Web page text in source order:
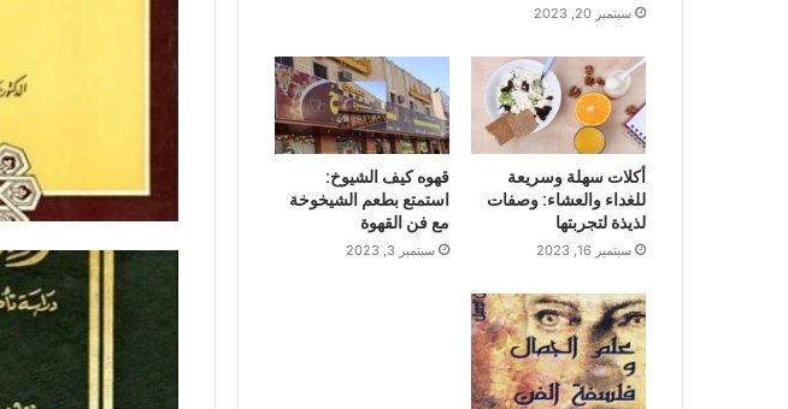
سبتمبر 20, 2023
أكلات سهلة وسريعة
للغداء والعشاء: وصفات
لذيذة لتجربتها
سبتمبر 16, 2023
قهوه كيف الشيوخ:
استمتع بطعم الشيخوخة
مع فن القهوة
سبتمبر 3, 2023